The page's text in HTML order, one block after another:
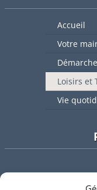
Accueil
Votre
Loisirs et
Vie